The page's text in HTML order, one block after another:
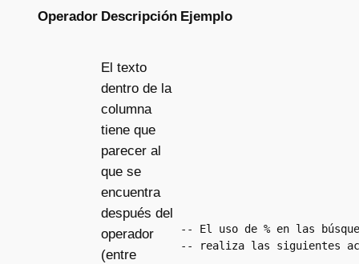
Operador Descripción Ejemplo
El texto
dentro de la
columna
tiene que
parecer al
que se
encuentra
después del
operador
(entre
-- El uso de % en las
-- realiza las siguientes